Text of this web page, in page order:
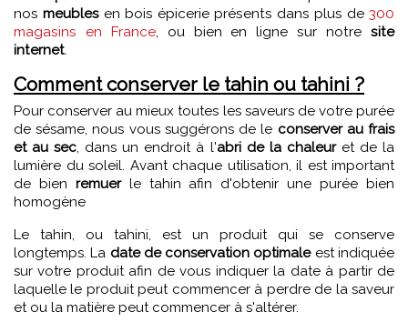
nos meubles en bois épicerie présents dans plus de 300
magasins en France, ou bien en ligne sur notre site
internet.
Comment conserver le tahin ou tahini ?
Pour conserver au mieux toutes les saveurs de votre purée
de sésame, nous vous suggérons de le conserver au frais
et au sec, dans un endroit à l'abri de la chaleuret de la
lumière du soleil. Avant chaque utilisation, il est important
de bien remuerle tahin afin d'obtenir une purée bien
homogène
Le tahin, ou tahini, est un produit qui se conserve
longtemps. La date de conservation optimaleest indiquée
sur votre produit afin de vous indiquer la date à partir de
laquelle le produit peut commencer à perdre de la saveur
et ou la matière peut commencer à s'altérer.